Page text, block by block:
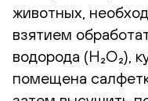
животных,
взятием
водорода (H₂O₂),
помещена